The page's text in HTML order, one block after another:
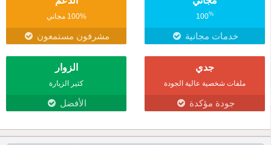
100%
خدمات مجانية
100% مجاني
مشرفون مستمعون
جدي
ملفات شخصية عالية الجودة
جودة مؤكدة
الزوار
كثير الزيارة
الأفضل